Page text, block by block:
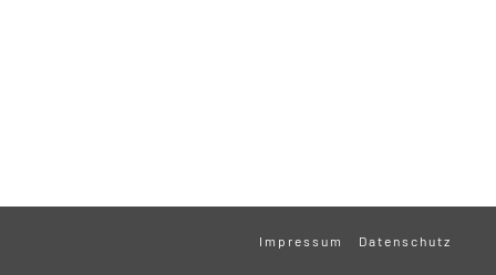
Impressum Datenschutz